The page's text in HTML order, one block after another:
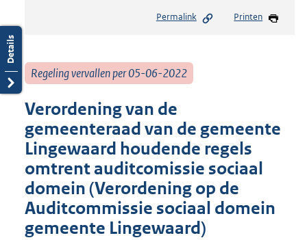
Permalink Printen
Regeling vervallen per 05-06-2022
Verordening van de
gemeenteraad van de gemeente
Lingewaard houdende regels
omtrent auditcomissie sociaal
domein (Verordening op de
Auditcommissie sociaal domein
gemeente Lingewaard)